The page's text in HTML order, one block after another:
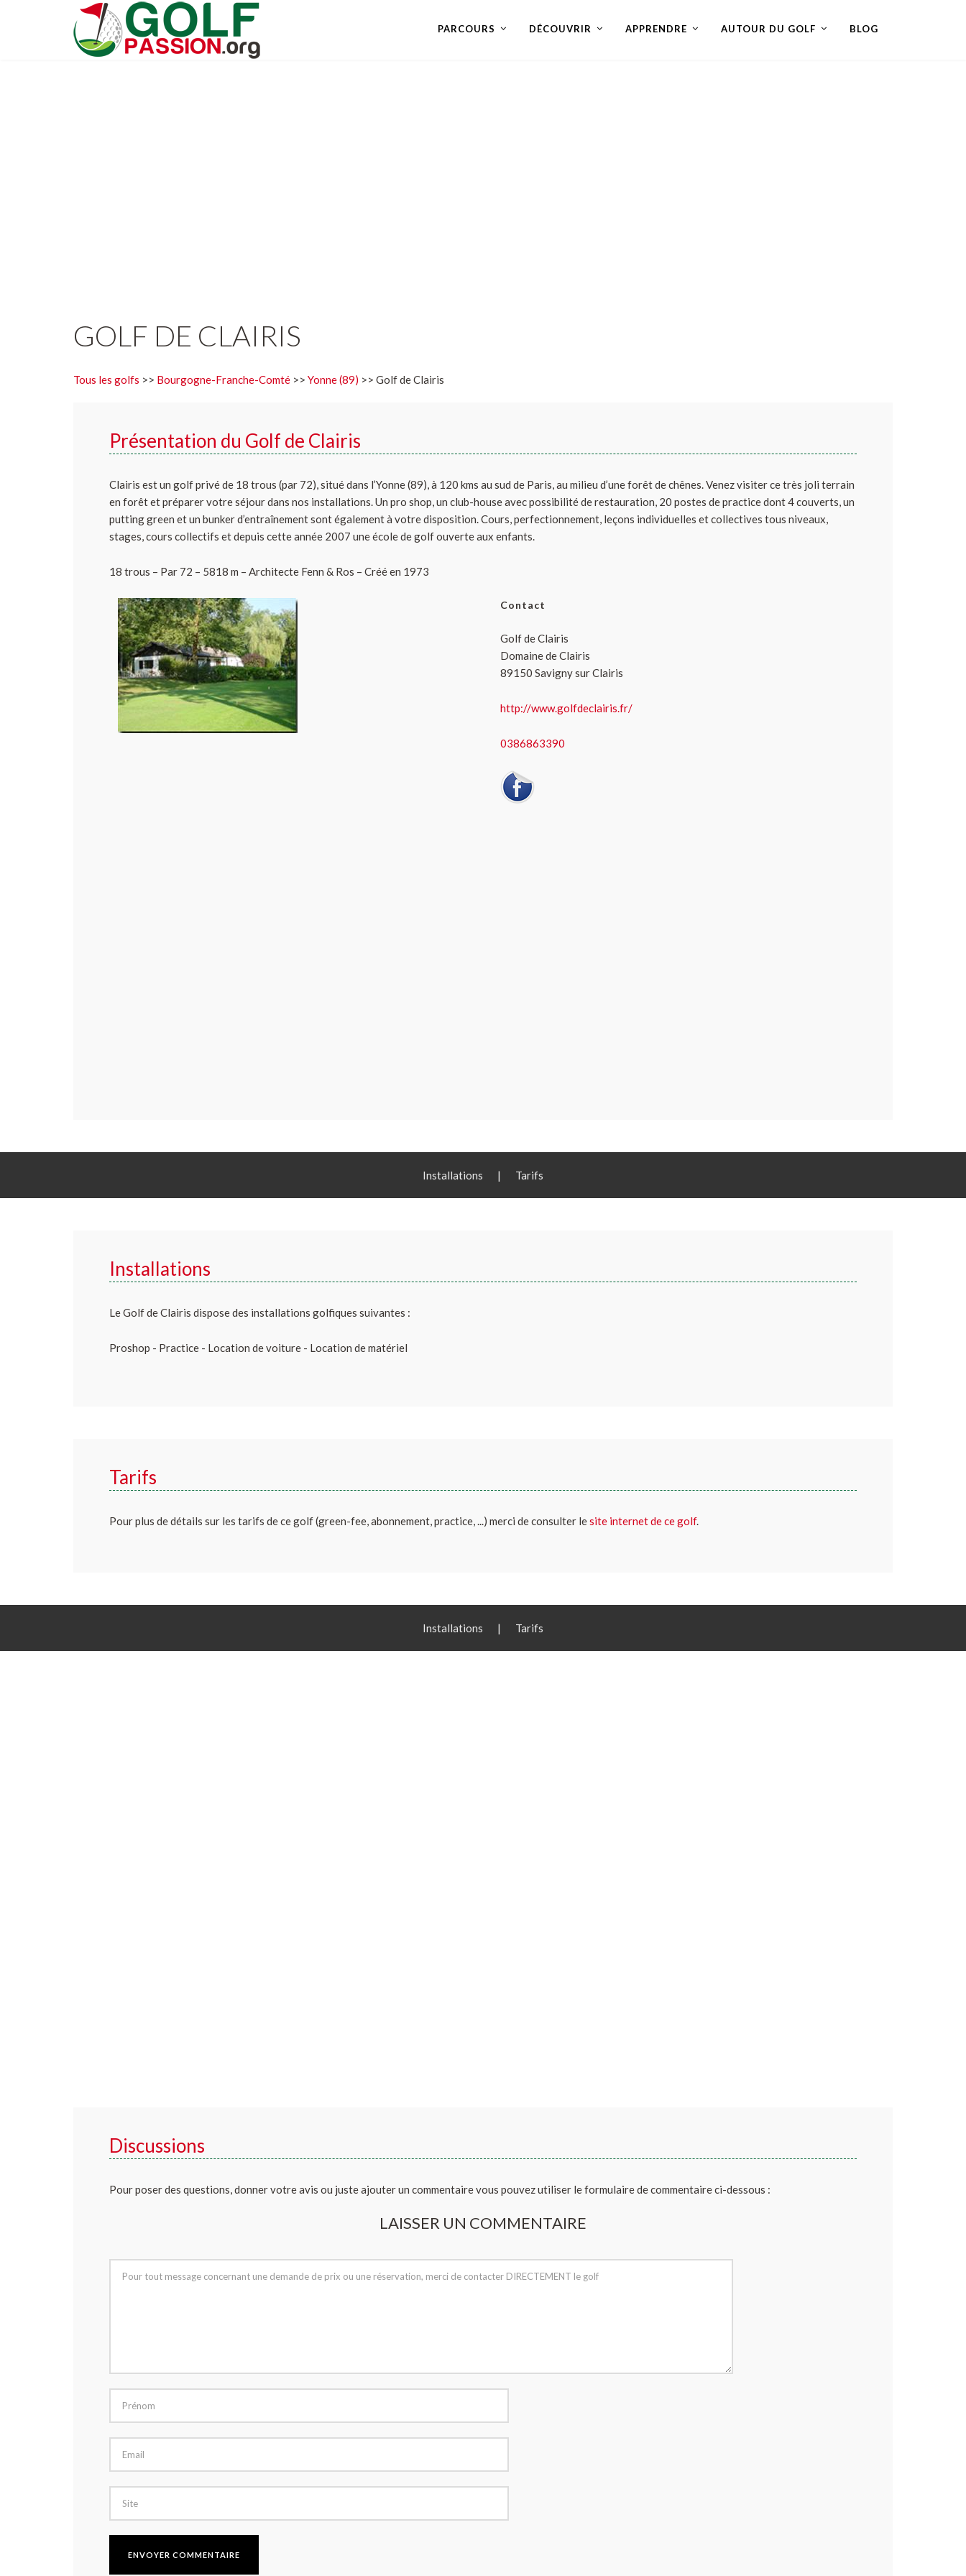
PARCOURS DÉCOUVRIR APPRENDRE AUTOUR DU GOLF BLOG
GOLF DE CLAIRIS
Tous les golfs >> Bourgogne-Franche-Comté >> Yonne (89) >> Golf de Clairis
Présentation du Golf de Clairis
Clairis est un golf privé de 18 trous (par 72), situé dans l’Yonne (89), à 120 kms au sud de Paris, au milieu d’une forêt de chênes. Venez visiter ce très joli terrain
en forêt et préparer votre séjour dans nos installations. Un pro shop, un club-house avec possibilité de restauration, 20 postes de practice dont 4 couverts, un
putting green et un bunker d’entraînement sont également à votre disposition. Cours, perfectionnement, leçons individuelles et collectives tous niveaux,
stages, cours collectifs et depuis cette année 2007 une école de golf ouverte aux enfants.
18 trous – Par 72 – 5818 m – Architecte Fenn & Ros – Créé en 1973
Contact
Golf de Clairis
Domaine de Clairis
89150 Savigny sur Clairis
http://www.golfdeclairis.fr/
0386863390
Installations | Tarifs
Installations
Le Golf de Clairis dispose des installations golfiques suivantes :
Proshop - Practice - Location de voiture - Location de matériel
Tarifs
Pour plus de détails sur les tarifs de ce golf (green-fee, abonnement, practice, ...) merci de consulter lesite internet de ce golf.
Installations | Tarifs
Discussions
Pour poser des questions, donner votre avis ou juste ajouter un commentaire vous pouvez utiliser le formulaire de commentaire ci-dessous :
LAISSER UN COMMENTAIRE